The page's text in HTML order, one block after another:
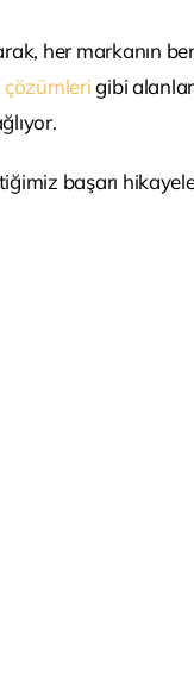
her markanın
gibi
başarı